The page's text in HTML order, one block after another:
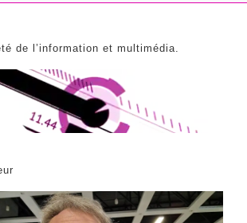
de l’information et multimédia.